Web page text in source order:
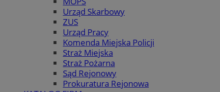
Urząd Skarbowy
ZUS
Urząd Pracy
Komenda Miejska Policji
Straż Miejska
Straż Pożarna
Sąd Rejonowy
Prokuratura Rejonowa